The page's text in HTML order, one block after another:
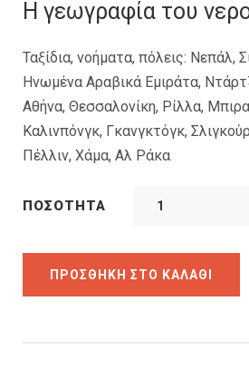
21.20€.
είναι:
14.84€.
Η γεωγραφία του
Ταξίδια, νοήματα, πόλεις: Νεπάλ,
Ηνωμένα Αραβικά Εμιράτα,
Αθήνα, Θεσσαλονίκη, Ρίλλα,
Καλινπόνγκ, Γκανγκτόγκ,
Πέλλιν, Χάμα, Αλ Ράκα
ΠΟΣΌΤΗΤΑ
ΠΡΟΣΘΉΚΗ ΣΤΟ ΚΑΛΆΘΙ